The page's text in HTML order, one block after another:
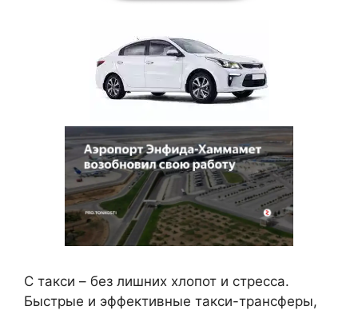
С такси – без лишних хлопот и стресса.
Быстрые и эффективные такси-трансферы,